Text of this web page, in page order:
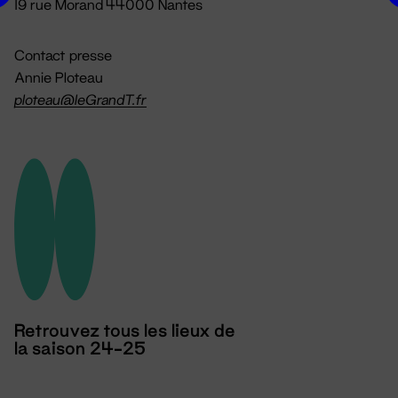
19 rue Morand 44000 Nantes
Contact presse
Annie Ploteau
ploteau@leGrandT.fr
Retrouvez tous les lieux de
la saison 24-25